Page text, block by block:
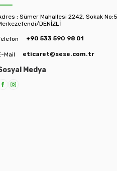
: Sümer Mahallesi 2242. Sokak
DENİZLİ
+90 533 590 98 01
Mail eticaret@sese.com.tr
Medya